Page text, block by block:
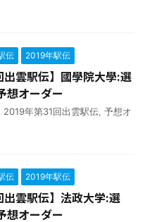
伝 2019年駅伝
出雲駅伝】國學院大學:選
想オーダー
2019年第31回出雲駅伝 予想オ
伝 2019年駅伝
出雲駅伝】法政大学:選
想オーダー